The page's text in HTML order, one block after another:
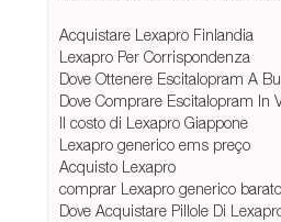
Acquistare Lexapro Finlandia
Lexapro Per Corrispondenza
Dove Ottenere Escitalopram A
Dove Comprare Escitalopram In
Il costo di Lexapro Giappone
Lexapro generico ems preço
Acquisto Lexapro
comprar Lexapro generico barato
Dove Acquistare Pillole Di